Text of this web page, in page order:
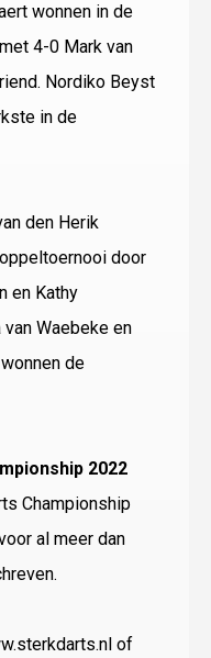
wonnen in de
4-0 Mark van
Nordiko Beyst
in de
den Herik
door
en Kathy
van Waebeke en
de
2022
Championship
al meer dan
of